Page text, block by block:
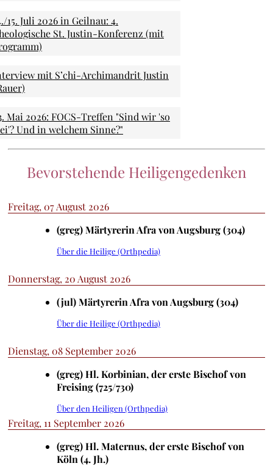
15. Juli 2026 in Geilnau: 4.
St. Justin-Konferenz (mit
mit S’chi-Archimandrit Justin
Mai 2026: FOCS-Treffen "Sind wir 'so
Und in welchem Sinne?"
Bevorstehende Heiligengedenken
Freitag, 07 August 2026
(greg) Märtyrerin Afra von Augsburg (304)
Über die Heilige (Orthpedia)
Donnerstag, 20 August 2026
(jul) Märtyrerin Afra von Augsburg (304)
Über die Heilige (Orthpedia)
Dienstag, 08 September 2026
(greg) Hl. Korbinian, der erste Bischof von
Freising (725/730)
Über den Heiligen (Orthpedia)
Freitag, 11 September 2026
(greg) Hl. Maternus, der erste Bischof von
Köln (4. Jh.)